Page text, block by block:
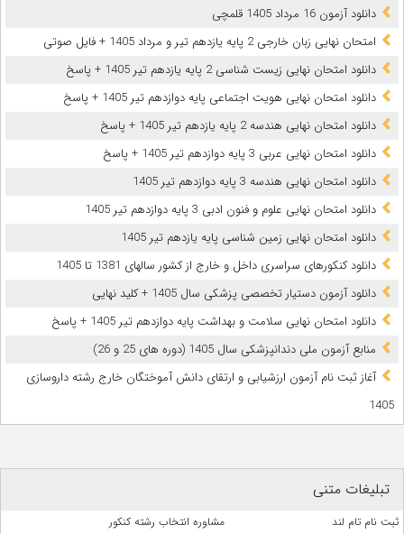
دانلود آزمون 16 مرداد 1405 قلمچی
امتحان نهایی زبان خارجی 2 پایه یازدهم تیر و مرداد 1405 + فایل صوتی
دانلود امتحان نهایی زیست شناسی 2 پایه یازدهم تیر 1405 + پاسخ
دانلود امتحان نهایی هویت اجتماعی پایه دوازدهم تیر 1405 + پاسخ
دانلود امتحان نهایی هندسه 2 پایه یازدهم تیر 1405 + پاسخ
دانلود امتحان نهایی عربی 3 پایه دوازدهم تیر 1405 + پاسخ
دانلود امتحان نهایی هندسه 3 پایه دوازدهم تیر 1405
دانلود امتحان نهایی علوم و فنون ادبی 3 پایه دوازدهم تیر 1405
دانلود امتحان نهایی زمین شناسی پایه یازدهم تیر 1405
دانلود کنکورهای سراسری داخل و خارج از کشور سالهای 1381 تا 1405
دانلود آزمون دستیار تخصصی پزشکی سال 1405 + کلید نهایی
دانلود امتحان نهایی سلامت و بهداشت پایه دوازدهم تیر 1405 + پاسخ
ﻣﻨﺎﺑﻊ آزﻣﻮن ﻣﻠﯽ دندانپزشکی سال 1405 (دوره های 25 و 26)
آغاز ثبت نام آزمون‌ ارزشیابی و ارتقای دانش آموختگان خارج رشته داروسازی
1405
تبلیغات متنی
ثبت نام تام لند
مشاوره انتخاب رشته کنکور